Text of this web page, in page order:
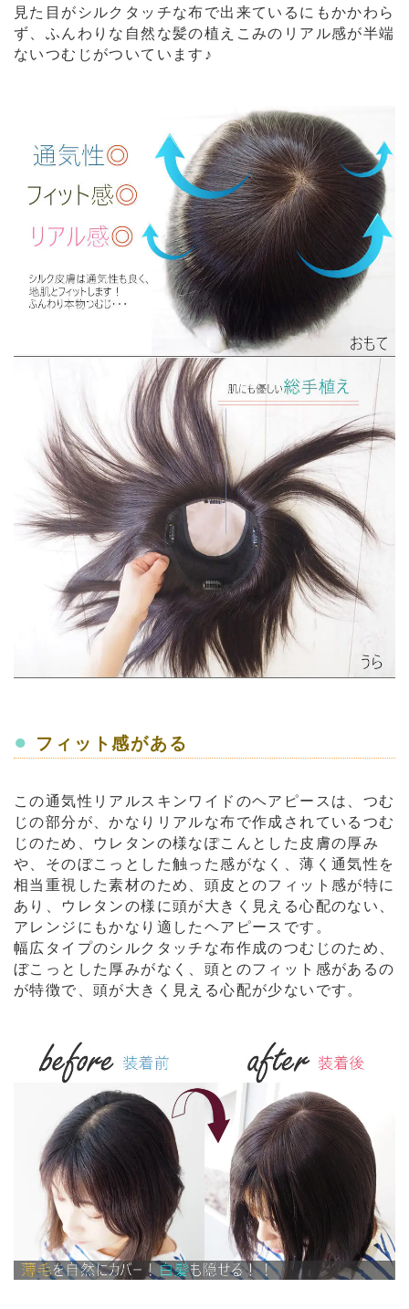
見た目がシルクタッチな布で出来ているにもかかわら
ず、ふんわりな自然な髪の植えこみのリアル感が半端
ないつむじがついています♪
● フィット感がある
この通気性リアルスキンワイドのヘアピースは、つむ
じの部分が、かなりリアルな布で作成されているつむ
じのため、ウレタンの様なぽこんとした皮膚の厚み
や、そのぼこっとした触った感がなく、薄く通気性を
相当重視した素材のため、頭皮とのフィット感が特に
あり、ウレタンの様に頭が大きく見える心配のない、
アレンジにもかなり適したヘアピースです。
幅広タイプのシルクタッチな布作成のつむじのため、
ぼこっとした厚みがなく、頭とのフィット感があるの
が特徴で、頭が大きく見える心配が少ないです。